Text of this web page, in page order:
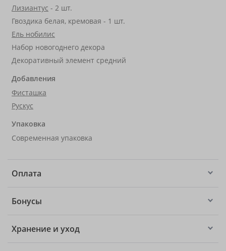
Лизиантус - 2 шт.
Гвоздика белая, кремовая - 1 шт.
Ель нобилис
Набор новогоднего декора
Декоративный элемент средний
Добавления
Фисташка
Рускус
Упаковка
Современная упаковка
Оплата
Бонусы
Хранение и уход